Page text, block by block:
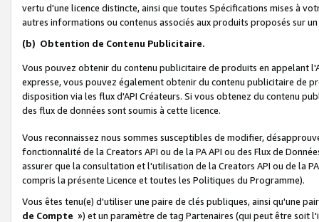
vertu d'une licence distincte, ainsi que toutes Spécifications mises à
autres informations ou contenus associés aux produits proposés sur
(b) Obtention de Contenu Publicitaire.
Vous pouvez obtenir du contenu publicitaire de produits en appelant
expresse, vous pouvez également obtenir du contenu publicitaire de
disposition via les flux d'API Créateurs. Si vous obtenez du contenu
des flux de données sont soumis à cette licence.
Vous reconnaissez nous sommes susceptibles de modifier,
fonctionnalité de la Creators API ou de la PA API ou des Flux de
assurer que la consultation et l'utilisation de la Creators API ou de la
compris la présente Licence et toutes les Politiques du Programme).
Vous êtes tenu(e) d'utiliser une paire de clés publiques, ainsi qu'une
de Compte ») et un paramètre de tag Partenaires (qui peut être soit